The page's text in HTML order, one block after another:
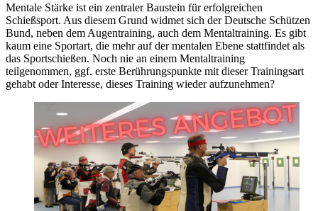
Mentale Stärke ist ein zentraler Baustein für erfolgreichen
Schießsport. Aus diesem Grund widmet sich der Deutsche Schützen
Bund, neben dem Augentraining, auch dem Mentaltraining. Es gibt
kaum eine Sportart, die mehr auf der mentalen Ebene stattfindet als
das Sportschießen. Noch nie an einem Mentaltraining
teilgenommen, ggf. erste Berührungspunkte mit dieser Trainingsart
gehabt oder Interesse, dieses Training wieder aufzunehmen?